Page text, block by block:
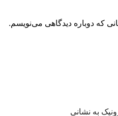
که دوباره دیدگاهی می‌نویسم.
به نشانی